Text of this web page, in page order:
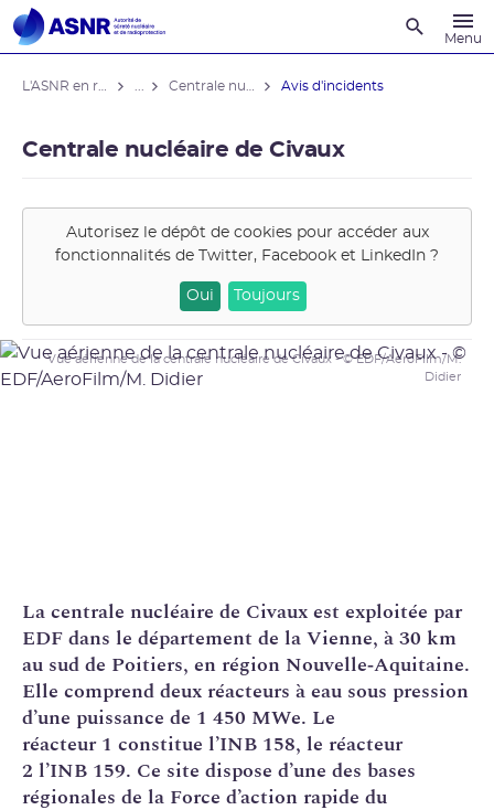
Menu
Avis d'incidents
Centrale nucléaire de Civaux
Autorisez le dépôt de cookies pour accéder aux
fonctionnalités de Twitter, Facebook et LinkedIn ?
Oui Toujours
Vue aérienne de la centrale nucléaire de Civaux - © EDF/AeroFilm/M.
Didier
Lacentrale nucléaire de Civaux est exploitée par
EDFdans le département de la Vienne, à 30 km
au sud de Poitiers, en région Nouvelle‑Aquitaine.
Elle comprend deux réacteurs à eau sous pression
d’une puissance de 1 450 MWe. Le
réacteur 1 constitue l’INB 158, le réacteur
2 l’INB 159. Ce site dispose d’une des bases
régionales de la Force d’action rapide du